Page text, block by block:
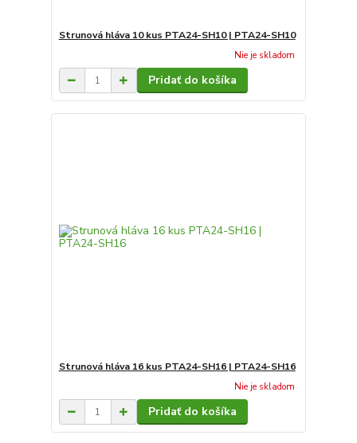
Strunová hláva 10 kus PTA24-SH10 | PTA24-SH10
Nie je skladom
Pridať do košíka
Strunová hláva 16 kus PTA24-SH16 | PTA24-SH16
Nie je skladom
Pridať do košíka